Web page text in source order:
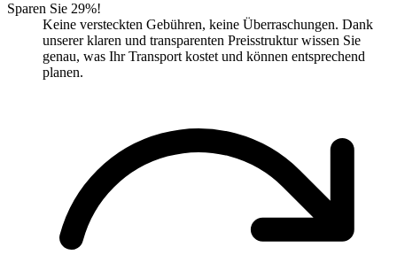
Sparen Sie 29%!
Keine versteckten Gebühren, keine Überraschungen. Dank
unserer klaren und transparenten Preisstruktur wissen Sie
genau, was Ihr Transport kostet und können entsprechend
planen.